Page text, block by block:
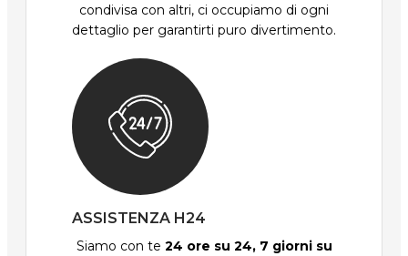
condivisa con altri, ci occupiamo di ogni
dettaglio per garantirti puro divertimento.
ASSISTENZA H24
Siamo con te 24 ore su 24, 7 giorni su